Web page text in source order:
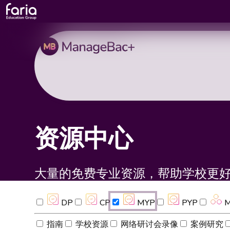
资源中心
大量的免费专业资源，帮助学校更
DP CP MYP PYP
指南
学校资源 网络研讨会录像 案例研究